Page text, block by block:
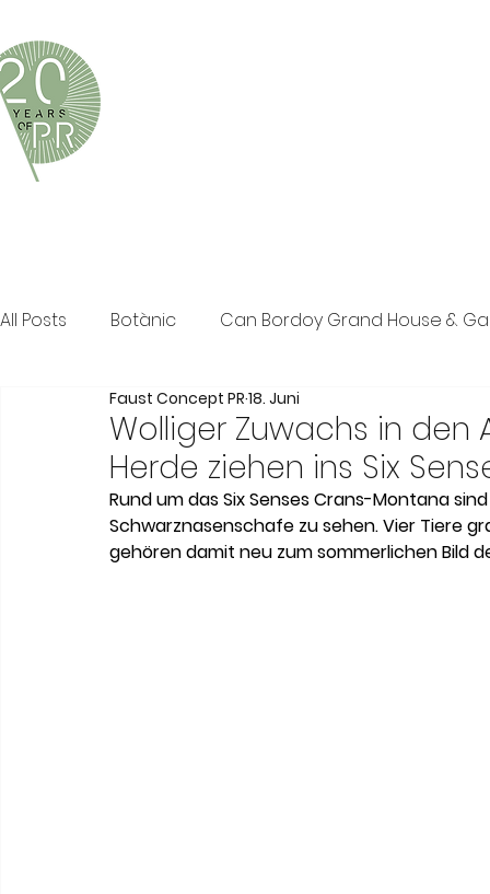
und persönliche Beratung in den Bereichen
Klassische PR im Print Bereich, Events sowie Social
All Posts Botànic Can Bordoy Grand House &
The Ozen Collection Faust Concept PR
Meneghetti Wine Hotel & Winery Karriere
Wolliger Zuwachs in den
Herde ziehen ins Six
Faust Concept PR 18. Juni
Rund um das Six Senses Crans-Montana
Schwarznasenschafe zu sehen. Vier Tiere
gehören damit neu zum sommerlichen Bild